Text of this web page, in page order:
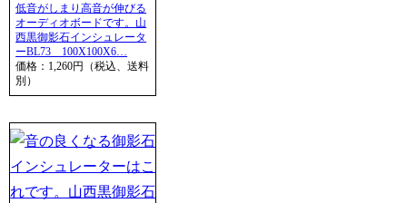
低音がしまり高音が伸びる
オーディオボードです。山
西黒御影石インシュレータ
ーBL73 100X100X6…
価格：1,260円（税込、送料
別）